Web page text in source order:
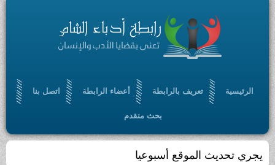
الرئيسية تعريف بالرابطة أعضاء الرابطة اتصل بنا
بحث متقدم
يجري تحديث الموقع أسبوعيا